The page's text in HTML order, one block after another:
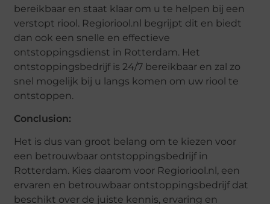
bereikbaar en staat klaar om u te helpen bij een
verstopt riool. Regioriool.nl begrijpt dit en biedt
dan ook een snelle en effectieve
ontstoppingsdienst in Rotterdam. Het
ontstoppingsbedrijf is 24/7 bereikbaar en zal zo
snel mogelijk bij u langs komen om uw riool te
ontstoppen.
Conclusion:
Het is dus van groot belang om te kiezen voor
een betrouwbaar ontstoppingsbedrijf in
Rotterdam. Kies daarom voor Regioriool.nl, een
ervaren en betrouwbaar ontstoppingsbedrijf dat
beschikt over de juiste kennis, ervaring en